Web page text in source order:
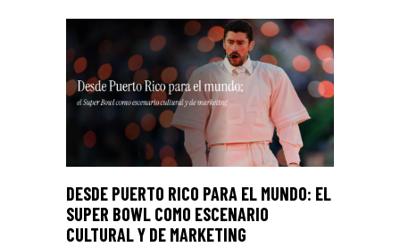
DESDE PUERTO RICO PARA EL MUNDO: EL
SUPER BOWL COMO ESCENARIO
CULTURAL Y DE MARKETING